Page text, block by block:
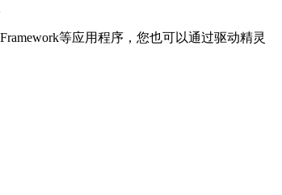
等应用程序，您也可以通过驱动精灵